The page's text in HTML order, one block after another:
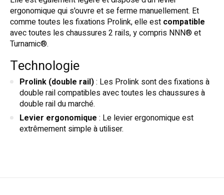
ergonomique qui s'ouvre et se ferme manuellement. Et
comme toutes les fixations Prolink, elle est compatible
avec toutes les chaussures 2 rails, y compris NNN® et
Turnamic®.
Technologie
Prolink (double rail): Les Prolink sont des fixations à
double rail compatibles avec toutes les chaussures à
double rail du marché.
Levier ergonomique : Le levier ergonomique est
extrêmement simple à utiliser.